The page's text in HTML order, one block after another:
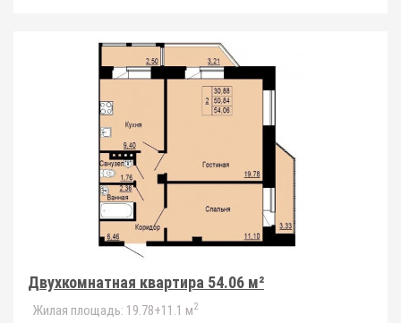
Двухкомнатная квартира 54.06 м²
Жилая площадь: 19.78+11.1 м2